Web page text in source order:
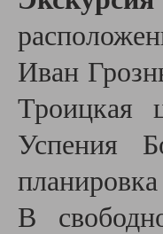
Иван
Троицкая
Успения
В